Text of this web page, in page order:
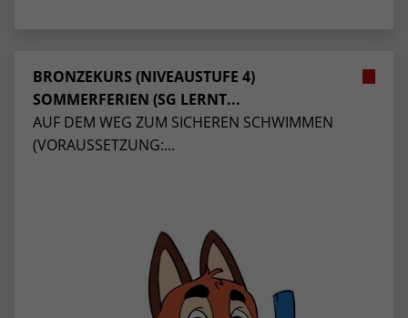
BRONZEKURS (NIVEAUSTUFE 4)
SOMMERFERIEN (SG LERNT...
AUF DEM WEG ZUM SICHEREN SCHWIMMEN
(VORAUSSETZUNG:...